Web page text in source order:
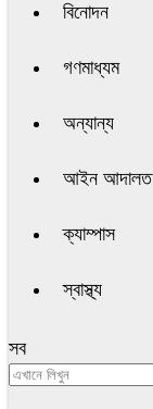
বিনোদন
গণমাধ্যম
অন্যান্য
আইন আদালত
ক্যাম্পাস
স্বাস্থ্য
সব